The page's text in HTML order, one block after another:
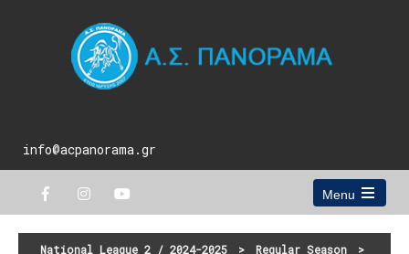
info@acpanorama.gr
Menu
Open
main
National League 2 / 2024-2025 > Regular Season
>